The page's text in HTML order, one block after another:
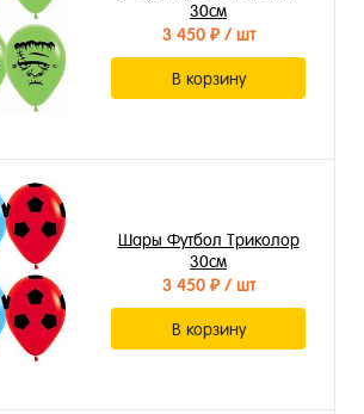
30см
3 450 ₽/ шт
В корзину
Шары Футбол Триколор
30см
3 450 ₽/ шт
В корзину